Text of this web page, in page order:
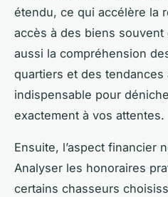
étendu, ce qui accélère la
accès à des biens
aussi la compréhension
quartiers et des
indispensable pour
exactement à vos attentes.
Ensuite, l’aspect financier
Analyser les honoraires
certains chasseurs